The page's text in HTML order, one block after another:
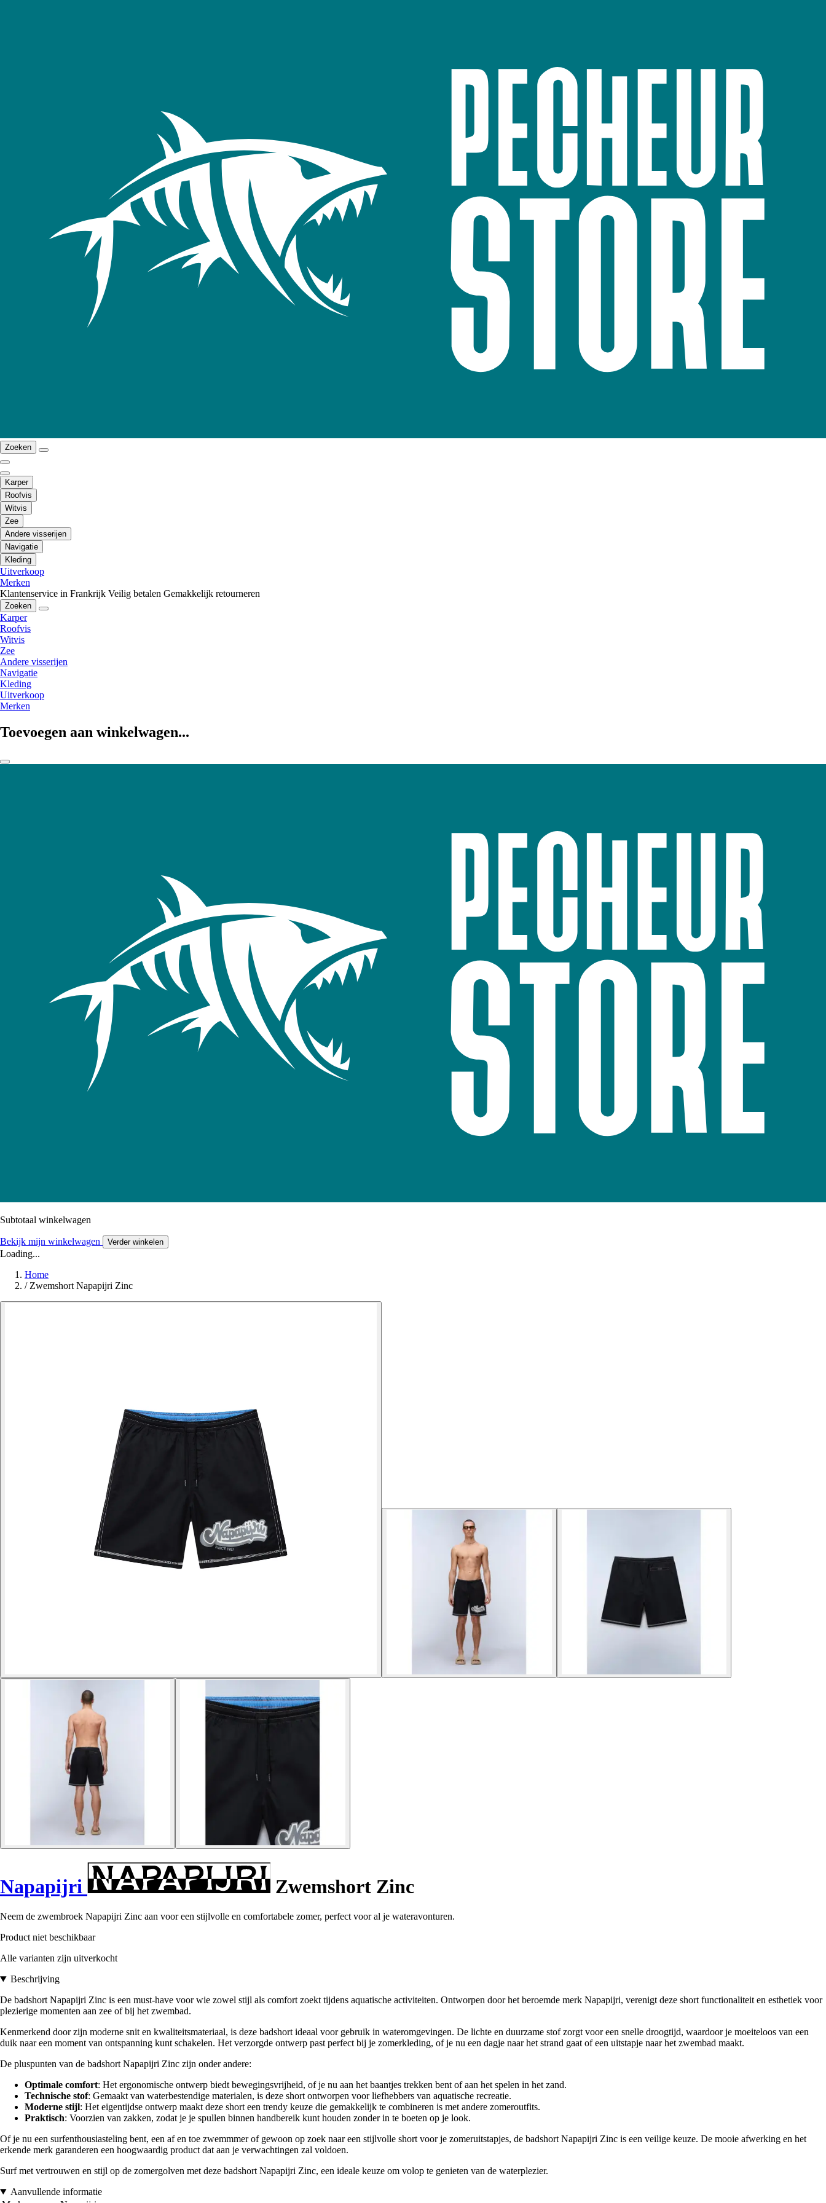
Zoeken
Karper
Roofvis
Witvis
Zee
Andere visserijen
Navigatie
Kleding
Uitverkoop
Merken
Klantenservice in Frankrijk Veilig betalen Gemakkelijk retourneren
Zoeken
Karper
Roofvis
Witvis
Zee
Andere visserijen
Navigatie
Kleding
Uitverkoop
Merken
Toevoegen aan winkelwagen...
Subtotaal winkelwagen
Bekijk mijn winkelwagen Verder winkelen
Loading...
Home
/ Zwemshort Napapijri Zinc
Napapijri Zwemshort Zinc
Neem de zwembroek Napapijri Zinc aan voor een stijlvolle en comfortabele zomer, perfect voor al je wateravonturen.
Product niet beschikbaar
Alle varianten zijn uitverkocht
Beschrijving
De badshort Napapijri Zinc is een must-have voor wie zowel stijl als comfort zoekt tijdens aquatische activiteiten. Ontworpen door het beroemde merk Napapijri, verenigt deze short functionaliteit en esthetiek voor
plezierige momenten aan zee of bij het zwembad.
Kenmerkend door zijn moderne snit en kwaliteitsmateriaal, is deze badshort ideaal voor gebruik in wateromgevingen. De lichte en duurzame stof zorgt voor een snelle droogtijd, waardoor je moeiteloos van een
duik naar een moment van ontspanning kunt schakelen. Het verzorgde ontwerp past perfect bij je zomerkleding, of je nu een dagje naar het strand gaat of een uitstapje naar het zwembad maakt.
De pluspunten van de badshort Napapijri Zinc zijn onder andere:
Optimale comfort: Het ergonomische ontwerp biedt bewegingsvrijheid, of je nu aan het baantjes trekken bent of aan het spelen in het zand.
Technische stof: Gemaakt van waterbestendige materialen, is deze short ontworpen voor liefhebbers van aquatische recreatie.
Moderne stijl: Het eigentijdse ontwerp maakt deze short een trendy keuze die gemakkelijk te combineren is met andere zomeroutfits.
Praktisch: Voorzien van zakken, zodat je je spullen binnen handbereik kunt houden zonder in te boeten op je look.
Of je nu een surfenthousiasteling bent, een af en toe zwemmmer of gewoon op zoek naar een stijlvolle short voor je zomeruitstapjes, de badshort Napapijri Zinc is een veilige keuze. De mooie afwerking en het
erkende merk garanderen een hoogwaardig product dat aan je verwachtingen zal voldoen.
Surf met vertrouwen en stijl op de zomergolven met deze badshort Napapijri Zinc, een ideale keuze om volop te genieten van de waterplezier.
Aanvullende informatie